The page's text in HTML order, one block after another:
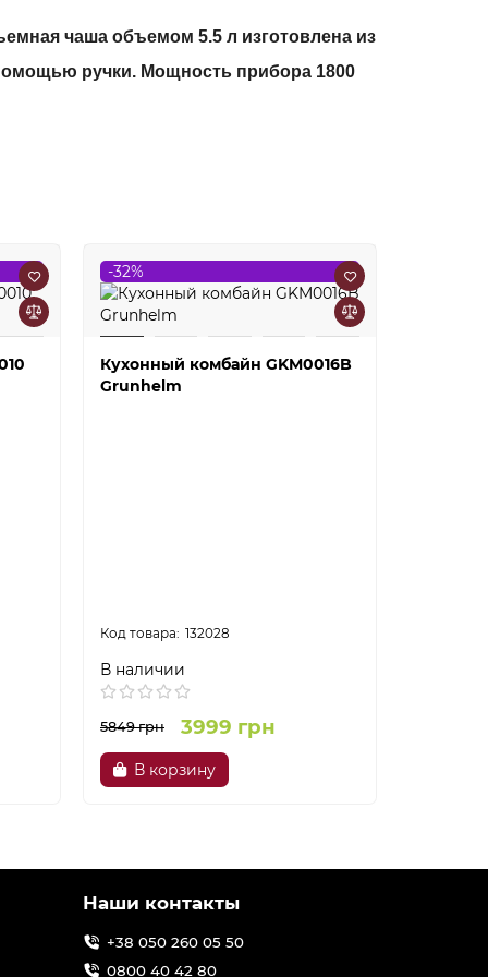
чаша объемом 5.5 л изготовлена ​​из
ручки. Мощность прибора 1800
-32%
Кухонный комбайн GKM0016B
Grunhelm
132028
В наличии
5849 грн 3999 грн
В корзину
Наши контакты
+38 050 260 05 50
0800 40 42 80